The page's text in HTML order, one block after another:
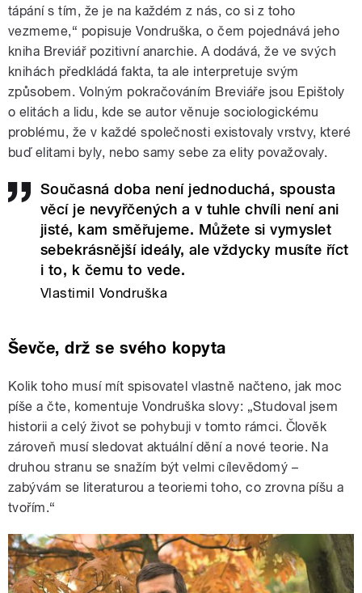
tápání s tím, že je na každém z nás, co si z toho
vezmeme,“ popisuje Vondruška, o čem pojednává jeho
kniha Breviář pozitivní anarchie. A dodává, že ve svých
knihách předkládá fakta, ta ale interpretuje svým
způsobem. Volným pokračováním Breviáře jsou Epištoly
o elitách a lidu, kde se autor věnuje sociologickému
problému, že v každé společnosti existovaly vrstvy, které
buď elitami byly, nebo samy sebe za elity považovaly.
Současná doba není jednoduchá, spousta
věcí je nevyřčených a v tuhle chvíli není ani
jisté, kam směřujeme. Můžete si vymyslet
sebekrásnější ideály, ale vždycky musíte říct
i to, k čemu to vede.
Vlastimil Vondruška
Ševče, drž se svého kopyta
Kolik toho musí mít spisovatel vlastně načteno, jak moc
píše a čte, komentuje Vondruška slovy: „Studoval jsem
historii a celý život se pohybuji v tomto rámci. Člověk
zároveň musí sledovat aktuální dění a nové teorie. Na
druhou stranu se snažím být velmi cílevědomý –
zabývám se literaturou a teoriemi toho, co zrovna píšu a
tvořím.“